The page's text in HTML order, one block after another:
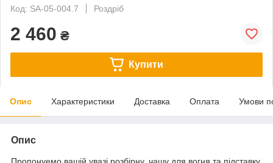
Код: SA-05-004.7
Роздріб
2 460 ₴
Купити
Опис Характеристики Доставка Оплата Умови
Опис
Пропонуемо вашій увазі розбірну, чашу для вогня та підставку